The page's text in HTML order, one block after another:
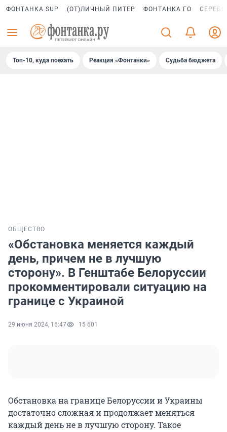
ФОНТАНКА SUP (ОТ)ЛИЧНЫЙ ПИТЕР ФОНТАНКА ГО
Топ-10, куда поехать Реакция «Фонтанки» Судьба бюджета
ОБЩЕСТВО
«Обстановка меняется каждый
день, причем не в лучшую
сторону». В Генштабе Белоруссии
прокомментировали ситуацию на
границе с Украиной
29 июня 2024, 16:47 15 601
Обстановка на границе Белоруссии и Украины
достаточно сложная и продолжает меняться
каждый день не в лучшую сторону. Такое